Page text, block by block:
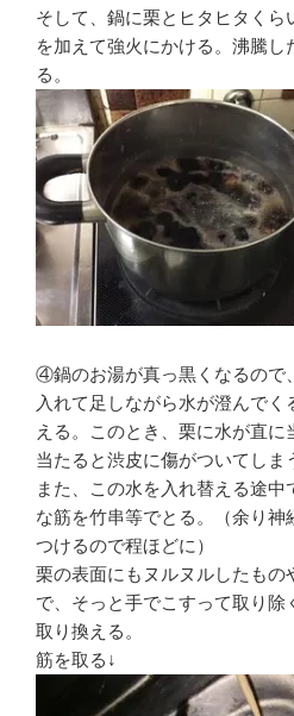
そして、鍋に栗とヒタヒタくら
を加えて強火にかける。沸騰し
る。
④鍋のお湯が真っ黒くなるので
入れて足しながら水が澄んで
える。このとき、栗に水が直に
当たると渋皮に傷がついてしま
また、この水を入れ替える途中
な筋を竹串等でとる。（余り神
つけるので程ほどに）
栗の表面にもヌルヌルしたもの
で、そっと手でこすって取り除
取り換える。
筋を取る↓